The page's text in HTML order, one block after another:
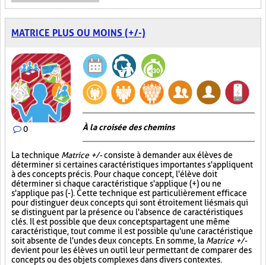
MATRICE PLUS OU MOINS (+/-)
0 À la croisée des chemins
La technique Matrice +/-consiste à demander aux élèves de
déterminer si certaines caractéristiques importantes s'appliquent
à des concepts précis. Pour chaque concept, l'élève doit
déterminer si chaque caractéristique s'applique (+) ou ne
s'applique pas (-). Cette technique est particulièrement efficace
pour distinguer deux concepts qui sont étroitement liés mais qui
se distinguent par la présence ou l'absence de caractéristiques
clés. Il est possible que deux concepts partagent une même
caractéristique, tout comme il est possible qu'une caractéristique
soit absente de l'un des deux concepts. En somme, la Matrice +/-
devient pour les élèves un outil leur permettant de comparer des
concepts ou des objets complexes dans divers contextes.